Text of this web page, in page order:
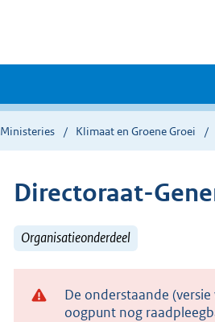
Ministeries Klimaat en Groene Groei
Directoraat-
Organisatieonderdeel
De onderstaande
oogpunt nog